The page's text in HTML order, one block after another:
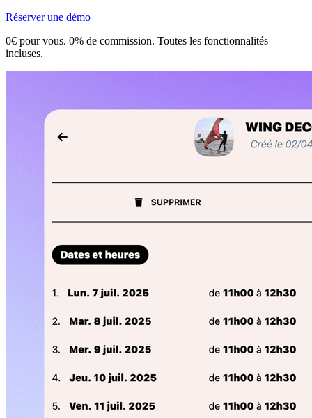
Réserver une démo
0€ pour vous. 0% de commission. Toutes les fonctionnalités
incluses.